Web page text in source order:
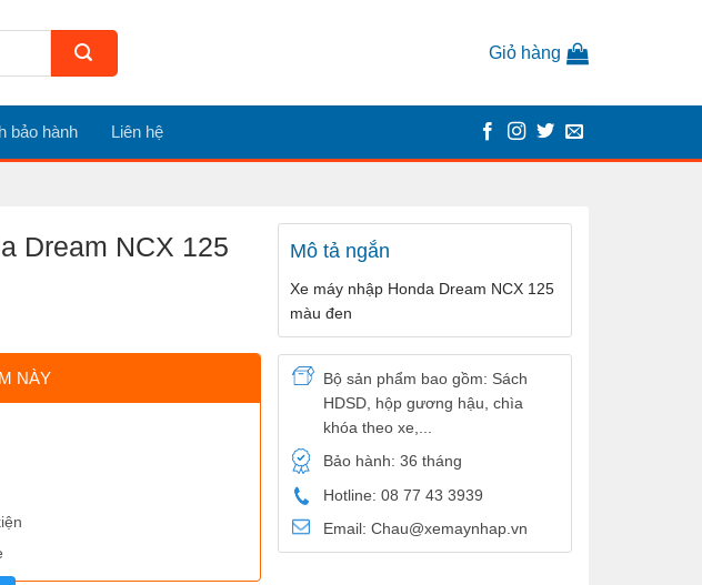
Giỏ hàng
bảo hành Liên hệ
Dream NCX 125
NÀY
Mô tả ngắn
Xe máy nhập Honda Dream NCX 125
màu đen
Bộ sản phẩm bao gồm: Sách
HDSD, hộp gương hậu, chìa
khóa theo xe,...
Bảo hành: 36 tháng
Hotline: 08 77 43 3939
Email: Chau@xemaynhap.vn